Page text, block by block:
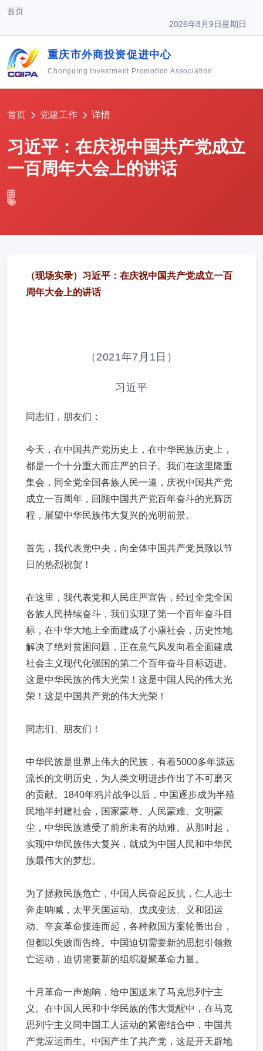
首页
2026年8月9日星期日
重庆市外商投资促进中心
Chongqing Investment Promotion Association
首页 党建工作 详情
习近平：在庆祝中国共产党成立
一百周年大会上的讲话
（现场实录）习近平：在庆祝中国共产党成立一百
周年大会上的讲话
（2021年7月1日）
习近平
同志们，朋友们：
今天，在中国共产党历史上，在中华民族历史上，
都是一个十分重大而庄严的日子。我们在这里隆重
集会，同全党全国各族人民一道，庆祝中国共产党
成立一百周年，回顾中国共产党百年奋斗的光辉历
程，展望中华民族伟大复兴的光明前景。
首先，我代表党中央，向全体中国共产党员致以节
日的热烈祝贺！
在这里，我代表党和人民庄严宣告，经过全党全国
各族人民持续奋斗，我们实现了第一个百年奋斗目
标，在中华大地上全面建成了小康社会，历史性地
解决了绝对贫困问题，正在意气风发向着全面建成
社会主义现代化强国的第二个百年奋斗目标迈进。
这是中华民族的伟大光荣！这是中国人民的伟大光
荣！这是中国共产党的伟大光荣！
同志们、朋友们！
中华民族是世界上伟大的民族，有着5000多年源远
流长的文明历史，为人类文明进步作出了不可磨灭
的贡献。1840年鸦片战争以后，中国逐步成为半殖
民地半封建社会，国家蒙辱、人民蒙难、文明蒙
尘，中华民族遭受了前所未有的劫难。从那时起，
实现中华民族伟大复兴，就成为中国人民和中华民
族最伟大的梦想。
为了拯救民族危亡，中国人民奋起反抗，仁人志士
奔走呐喊，太平天国运动、戊戌变法、义和团运
动、辛亥革命接连而起，各种救国方案轮番出台，
但都以失败而告终。中国迫切需要新的思想引领救
亡运动，迫切需要新的组织凝聚革命力量。
十月革命一声炮响，给中国送来了马克思列宁主
义。在中国人民和中华民族的伟大觉醒中，在马克
思列宁主义同中国工人运动的紧密结合中，中国共
产党应运而生。中国产生了共产党，这是开天辟地